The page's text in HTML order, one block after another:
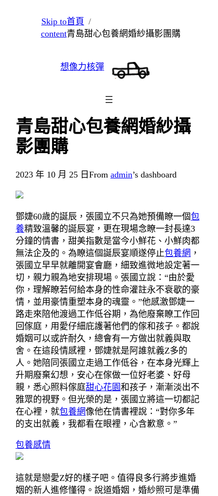
Skip to
content
首頁
青島甜心包養網婚紗攝影團購
想像力核彈
青島甜心包養網婚紗攝
影團購
2023 年 10 月 25 日 From admin’s dashboard
鄧婕60歲的誕辰，張國立不只為她預備瞭一個包
養精致溫馨的誕辰宴，更在現場念瞭一封長達3
分鐘的情書，甜美指數是當今小鮮花、小鮮肉都
無法企及的。為瞭這個誕辰宴順遂停止包養網 ，
張國立早早就離開宴會廳，細致進微地設定著一
切，親力親為地安排現場。張國立說：“由於愛
你，理解瞭若何給本身的性命灌註永不衰歇的豪
情，並用豪情重塑本身的魂靈。”他感激鄧婕一
路走來陪他渡過工作低谷期，為他廢棄瞭工作回
回傢庭，用愛仔細庇護著他們的傢和孩子。都說
婚姻可以或許耐久，總會有一方做出就義與取
舍。在這段情感裡，鄧婕就是阿誰就義Z多的
人。她陪同張國立走過工作低谷，在本身光輝上
升期廢棄幻想，安心在傢做一位好老婆、好母
親，悉心照料傢庭甜心花園和孩子，漸漸淡出不
雅眾的視野。但光榮的是，張國立將這一切都記
在心裡，就包養網像他在情書裡說：“對你多年
的支出就義，我都看在眼裡，心含歉意。”
包養感情
這就是戀愛Z好的樣子吧。值得良多行將步進婚
姻的新人進修懂得。說道婚姻，婚紗照可是準備